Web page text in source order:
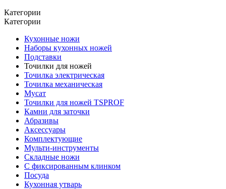
Категории
Категории
Кухонные ножи
Наборы кухонных ножей
Подставки
Точилки для ножей
Точилка электрическая
Точилка механическая
Мусат
Точилки для ножей TSPROF
Камни для заточки
Абразивы
Аксессуары
Комплектующие
Мульти-инструменты
Складные ножи
С фиксированным клинком
Посуда
Кухонная утварь